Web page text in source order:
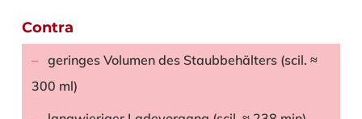
Contra
geringes Volumen des Staubbehälters (scil. ≈
300 ml)